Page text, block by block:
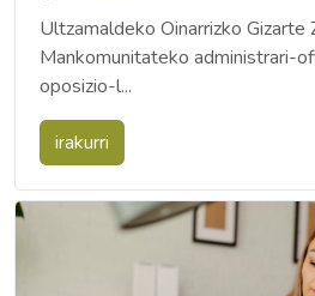
Ultzamaldeko Oinarrizko Gizarte
Mankomunitateko administrari-
oposizio-l...
irakurri